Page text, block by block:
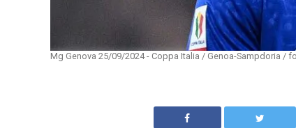
Mg Genova 25/09/2024 - Coppa Italia / Genoa-Sampdoria /